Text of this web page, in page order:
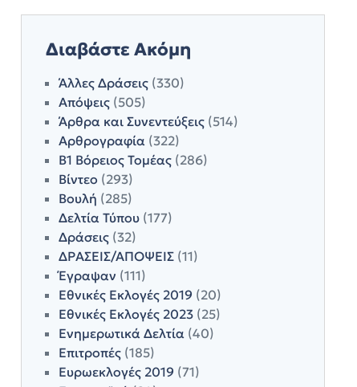
Διαβάστε Ακόμη
Άλλες Δράσεις(330)
Απόψεις(505)
Άρθρα και Συνεντεύξεις(514)
Αρθρογραφία(322)
Β1 Βόρειος Τομέας(286)
Βίντεο (293)
Βουλή (285)
Δελτία Τύπου(177)
Δράσεις(32)
ΔΡΑΣΕΙΣ/ΑΠΟΨΕΙΣ(11)
Έγραψαν (111)
Εθνικές Εκλογές 2019 (20)
Εθνικές Εκλογές 2023(25)
Ενημερωτικά Δελτία(40)
Επιτροπές(185)
Ευρωεκλογές 2019 (71)